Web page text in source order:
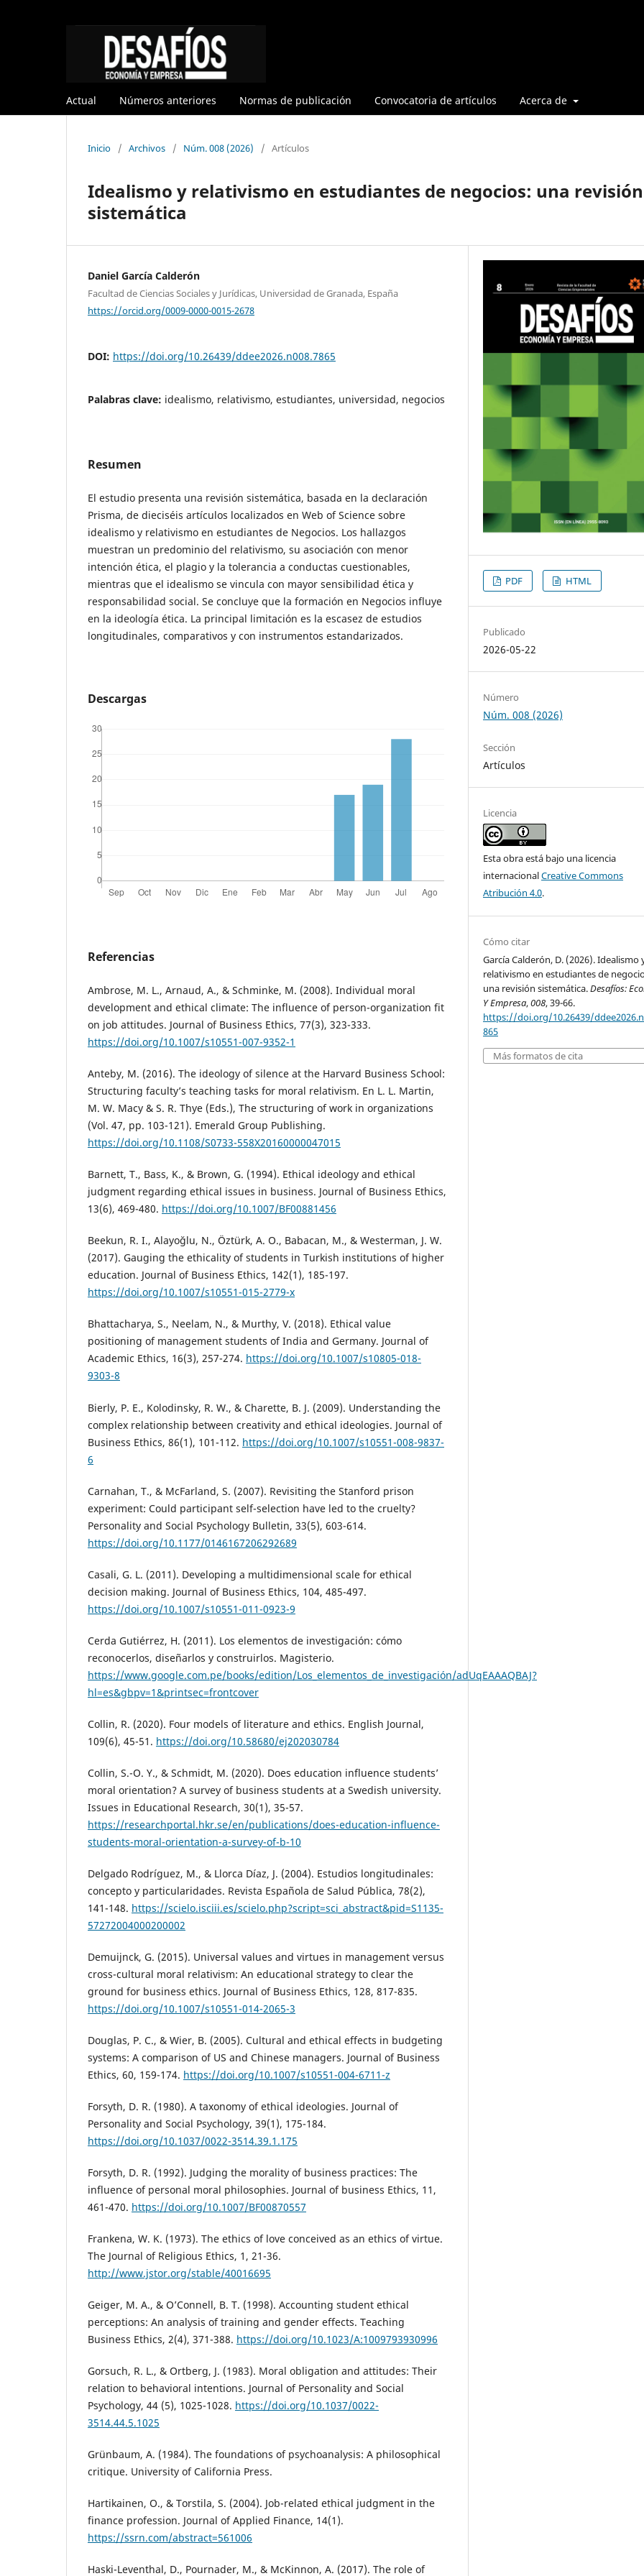
Actual Números anteriores Normas de publicación Convocatoria de artículos Acerca de
Inicio / Archivos / Núm. 008 (2026) / Artículos
Idealismo y relativismo en estudiantes de negocios: una revisión
sistemática
Daniel García Calderón
Facultad de Ciencias Sociales y Jurídicas, Universidad de Granada, España
https://orcid.org/0009-0000-0015-2678
DOI: https://doi.org/10.26439/ddee2026.n008.7865
Palabras clave: idealismo, relativismo, estudiantes, universidad, negocios
Resumen
El estudio presenta una revisión sistemática, basada en la declaración
Prisma, de dieciséis artículos localizados en Web of Science sobre
idealismo y relativismo en estudiantes de Negocios. Los hallazgos
muestran un predominio del relativismo, su asociación con menor
intención ética, el plagio y la tolerancia a conductas cuestionables,
mientras que el idealismo se vincula con mayor sensibilidad ética y
responsabilidad social. Se concluye que la formación en Negocios influye
en la ideología ética. La principal limitación es la escasez de estudios
longitudinales, comparativos y con instrumentos estandarizados.
Descargas
Referencias
Ambrose, M. L., Arnaud, A., & Schminke, M. (2008). Individual moral
development and ethical climate: The influence of person-organization fit
on job attitudes. Journal of Business Ethics, 77(3), 323-333.
https://doi.org/10.1007/s10551-007-9352-1
Anteby, M. (2016). The ideology of silence at the Harvard Business School:
Structuring faculty’s teaching tasks for moral relativism. En L. L. Martin,
M. W. Macy & S. R. Thye (Eds.), The structuring of work in organizations
(Vol. 47, pp. 103-121). Emerald Group Publishing.
https://doi.org/10.1108/S0733-558X20160000047015
Barnett, T., Bass, K., & Brown, G. (1994). Ethical ideology and ethical
judgment regarding ethical issues in business. Journal of Business Ethics,
13(6), 469-480. https://doi.org/10.1007/BF00881456
Beekun, R. I., Alayoğlu, N., Öztürk, A. O., Babacan, M., & Westerman, J. W.
(2017). Gauging the ethicality of students in Turkish institutions of higher
education. Journal of Business Ethics, 142(1), 185-197.
https://doi.org/10.1007/s10551-015-2779-x
Bhattacharya, S., Neelam, N., & Murthy, V. (2018). Ethical value
positioning of management students of India and Germany. Journal of
Academic Ethics, 16(3), 257-274. https://doi.org/10.1007/s10805-018-
9303-8
Bierly, P. E., Kolodinsky, R. W., & Charette, B. J. (2009). Understanding the
complex relationship between creativity and ethical ideologies. Journal of
Business Ethics, 86(1), 101-112. https://doi.org/10.1007/s10551-008-9837-
6
Carnahan, T., & McFarland, S. (2007). Revisiting the Stanford prison
experiment: Could participant self-selection have led to the cruelty?
Personality and Social Psychology Bulletin, 33(5), 603-614.
https://doi.org/10.1177/0146167206292689
Casali, G. L. (2011). Developing a multidimensional scale for ethical
decision making. Journal of Business Ethics, 104, 485-497.
https://doi.org/10.1007/s10551-011-0923-9
Cerda Gutiérrez, H. (2011). Los elementos de investigación: cómo
reconocerlos, diseñarlos y construirlos. Magisterio.
https://www.google.com.pe/books/edition/Los_elementos_de_investigación/adUqEAAAQBAJ?
hl=es&gbpv=1&printsec=frontcover
Collin, R. (2020). Four models of literature and ethics. English Journal,
109(6), 45-51. https://doi.org/10.58680/ej202030784
Collin, S.-O. Y., & Schmidt, M. (2020). Does education influence students’
moral orientation? A survey of business students at a Swedish university.
Issues in Educational Research, 30(1), 35-57.
https://researchportal.hkr.se/en/publications/does-education-influence-
students-moral-orientation-a-survey-of-b-10
Delgado Rodríguez, M., & Llorca Díaz, J. (2004). Estudios longitudinales:
concepto y particularidades. Revista Española de Salud Pública, 78(2),
141-148. https://scielo.isciii.es/scielo.php?script=sci_abstract&pid=S1135-
57272004000200002
Demuijnck, G. (2015). Universal values and virtues in management versus
cross-cultural moral relativism: An educational strategy to clear the
ground for business ethics. Journal of Business Ethics, 128, 817-835.
https://doi.org/10.1007/s10551-014-2065-3
Douglas, P. C., & Wier, B. (2005). Cultural and ethical effects in budgeting
systems: A comparison of US and Chinese managers. Journal of Business
Ethics, 60, 159-174. https://doi.org/10.1007/s10551-004-6711-z
Forsyth, D. R. (1980). A taxonomy of ethical ideologies. Journal of
Personality and Social Psychology, 39(1), 175-184.
https://doi.org/10.1037/0022-3514.39.1.175
Forsyth, D. R. (1992). Judging the morality of business practices: The
influence of personal moral philosophies. Journal of business Ethics, 11,
461-470. https://doi.org/10.1007/BF00870557
Frankena, W. K. (1973). The ethics of love conceived as an ethics of virtue.
The Journal of Religious Ethics, 1, 21-36.
http://www.jstor.org/stable/40016695
Geiger, M. A., & O’Connell, B. T. (1998). Accounting student ethical
perceptions: An analysis of training and gender effects. Teaching
Business Ethics, 2(4), 371-388. https://doi.org/10.1023/A:1009793930996
Gorsuch, R. L., & Ortberg, J. (1983). Moral obligation and attitudes: Their
relation to behavioral intentions. Journal of Personality and Social
Psychology, 44 (5), 1025-1028. https://doi.org/10.1037/0022-
3514.44.5.1025
Grünbaum, A. (1984). The foundations of psychoanalysis: A philosophical
critique. University of California Press.
Hartikainen, O., & Torstila, S. (2004). Job-related ethical judgment in the
finance profession. Journal of Applied Finance, 14(1).
https://ssrn.com/abstract=561006
Haski-Leventhal, D., Pournader, M., & McKinnon, A. (2017). The role of
PDF HTML
Publicado
2026-05-22
Número
Núm. 008 (2026)
Sección
Artículos
Licencia
Esta obra está bajo una licencia
internacionalCreative Commons
Atribución 4.0.
Cómo citar
García Calderón, D. (2026). Idealismo
relativismo en estudiantes de
una revisión sistemática.Desafíos:
Y Empresa,008, 39-66.
https://doi.org/10.26439/
865
Más formatos de cita